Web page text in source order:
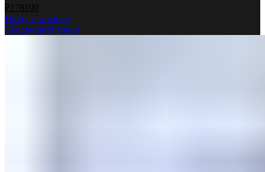
₽ 178100
Назад к товарам
Следующий товар